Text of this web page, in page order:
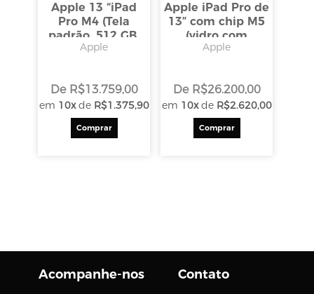
Apple 13 “iPad
Pro M4 (Tela
padrão, 512 GB,
somente Wi-Fi,
Apple
De R$13.759,00
em 10xde R$1.375,90
Comprar
Apple iPad Pro de
13″ com chip M5
(vidro com
nanotextura, 2
espacial)
Apple
De R$26.200,00
em 10xde R$2.620,00
Comprar
Acompanhe-nos Contato